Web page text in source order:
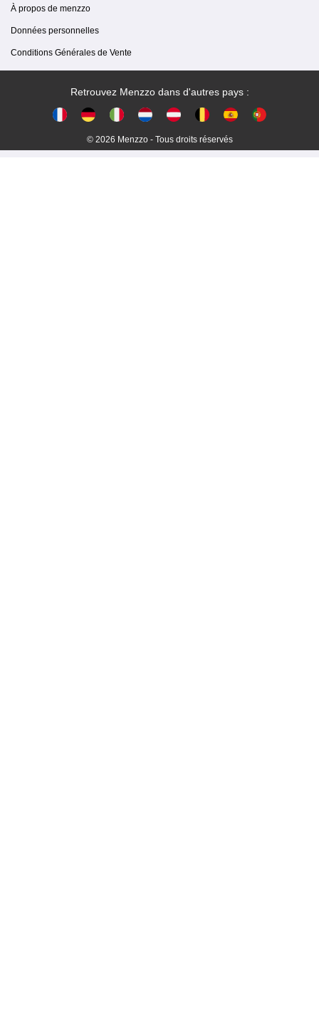
À propos de menzzo
Données personnelles
Conditions Générales de Vente
Retrouvez Menzzo dans d'autres pays :
© 2026 Menzzo - Tous droits réservés